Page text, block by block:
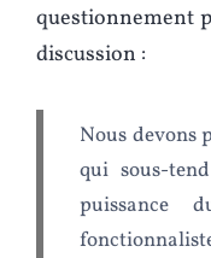
questionnement
discussion :
Nous devons
qui sous-
puissance